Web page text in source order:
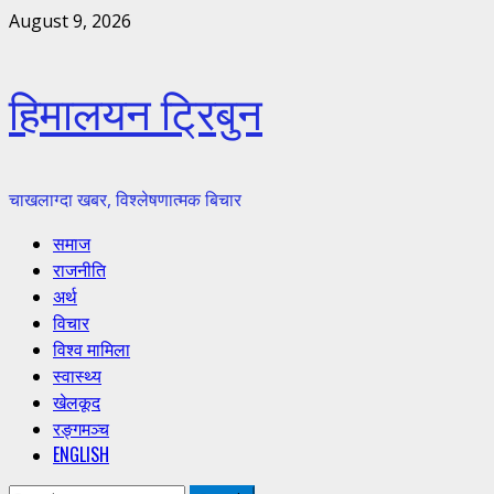
Skip
August 9, 2026
हिमालयन ट्रिबुन
चाखलाग्दा खबर, विश्लेषणात्मक बिचार
Primary
Menu
समाज
राजनीति
अर्थ
विचार
विश्व मामिला
स्वास्थ्य
खेलकूद
रङ्गमञ्च
ENGLISH